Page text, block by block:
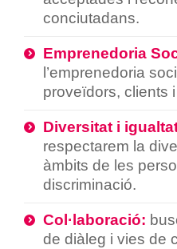
conciutadans.
Emprenedoria
l’emprenedoria
proveïdors, clients
Diversitat i
respectarem la
àmbits de les
discriminació.
Col·laboració:
de diàleg i vies de